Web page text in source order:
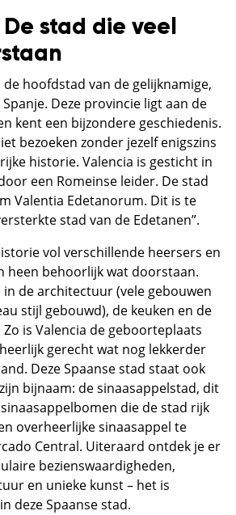
stad die veel
de hoofdstad van de gelijknamige,
Deze provincie ligt aan de
kent een bijzondere geschiedenis.
bezoeken zonder jezelf enigszins
historie. Valencia is gesticht in
een Romeinse leider. De stad
Valentia Edetanorum. Dit is te
stad van de Edetanen”.
vol verschillende heersers en
heen behoorlijk wat doorstaan.
de architectuur (vele gebouwen
stijl gebouwd), de keuken en de
is Valencia de geboorteplaats
gerecht wat nog lekkerder
Deze Spaanse stad staat ook
bijnaam: de sinaasappelstad, dit
die de stad rijk
overheerlijke sinaasappel te
Central. Uiteraard ontdek je er
bezienswaardigheden,
en unieke kunst – het is
deze Spaanse stad.